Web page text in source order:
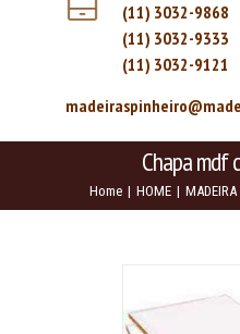
(11) 3032-9868
(11) 3032-9333
(11) 3032-9121
Chapa mdf
Home | HOME | MADEIRA